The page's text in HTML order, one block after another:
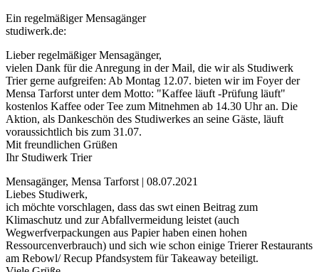
Ein regelmäßiger Mensagänger
studiwerk.de:
Lieber regelmäßiger Mensagänger,
vielen Dank für die Anregung in der Mail, die wir als Studiwerk
Trier gerne aufgreifen: Ab Montag 12.07. bieten wir im Foyer der
Mensa Tarforst unter dem Motto: "Kaffee läuft -Prüfung läuft"
kostenlos Kaffee oder Tee zum Mitnehmen ab 14.30 Uhr an. Die
Aktion, als Dankeschön des Studiwerkes an seine Gäste, läuft
voraussichtlich bis zum 31.07.
Mit freundlichen Grüßen
Ihr Studiwerk Trier
Mensagänger, Mensa Tarforst | 08.07.2021
Liebes Studiwerk,
ich möchte vorschlagen, dass das swt einen Beitrag zum
Klimaschutz und zur Abfallvermeidung leistet (auch
Wegwerfverpackungen aus Papier haben einen hohen
Ressourcenverbrauch) und sich wie schon einige Trierer Restaurants
am Rebowl/ Recup Pfandsystem für Takeaway beteiligt.